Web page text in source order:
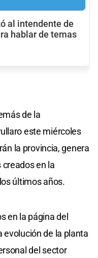
al intendente de
hablar de temas
de la
este miércoles
la provincia, genera
en la
últimos años.
en la página del
evolución de la planta
del sector